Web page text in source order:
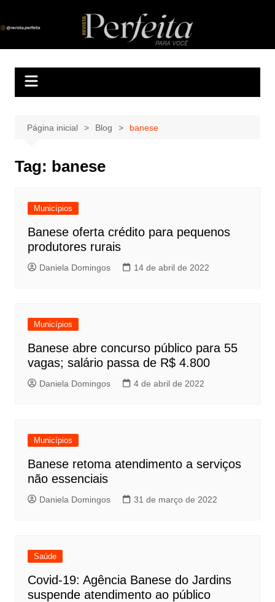
Revista Perfeita
A melhor revista eletrônica do interior de Sergipe
Página inicial Blog banese
Tag: banese
Municípios
Banese oferta crédito para pequenos
produtores rurais
Daniela Domingos 14 de abril de 2022
Municípios
Banese abre concurso público para 55
vagas; salário passa de R$ 4.800
Daniela Domingos 4 de abril de 2022
Municípios
Banese retoma atendimento a serviços
não essenciais
Daniela Domingos 31 de março de 2022
Saúde
Covid-19: Agência Banese do Jardins
suspende atendimento ao público